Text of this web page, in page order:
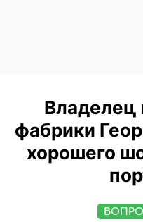
Владелец
фабрики
хорошего